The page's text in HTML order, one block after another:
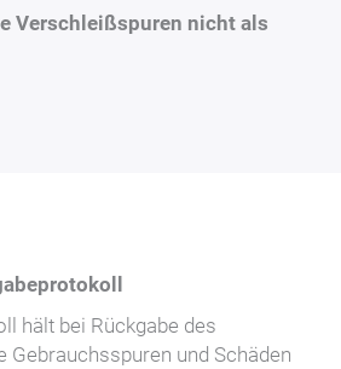
Verschleißspuren nicht als
hält bei Rückgabe des
Gebrauchsspuren und Schäden